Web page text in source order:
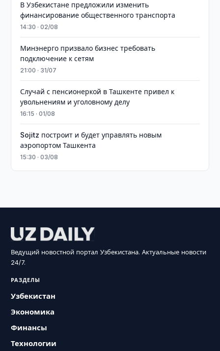
В Узбекистане предложили изменить
финансирование общественного транспорта
14:30 · 02/08
Минэнерго призвало бизнес требовать
подключение к сетям
21:00 · 31/07
Случай с пенсионеркой в Ташкенте привел к
увольнениям и уголовному делу
16:15 · 01/08
Sojitz построит и будет управлять новым
аэропортом Ташкента
15:30 · 03/08
Ведущий новостной портал Узбекистана. Актуальные новости
24/7.
РАЗДЕЛЫ
Узбекистан
Экономика
Финансы
Технологии